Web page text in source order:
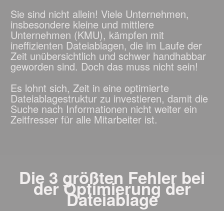
Sie sind nicht allein! Viele Unternehmen,
insbesondere kleine und mittlere
Unternehmen (KMU), kämpfen mit
ineffizienten Dateiablagen, die im Laufe der
Zeit unübersichtlich und schwer handhabbar
geworden sind. Doch das muss nicht sein!
Es lohnt sich, Zeit in eine optimierte
Dateiablagestruktur zu investieren, damit die
Suche nach Informationen nicht weiter ein
Zeitfresser für alle Mitarbeiter ist.
Die 3 größten Fehler bei
der Optimierung der
Dateiablage